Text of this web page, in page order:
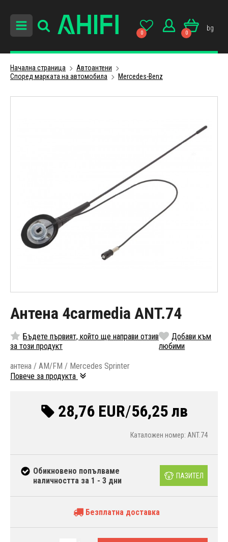
0 0
bg
Начална страница
Автоантени
Cпоред маркатa на автомобила
Mercedes-Benz
Антена 4carmedia ANT.74
Бъдете първият, който ще направи отзив
за този продукт
Добави към
любими
антена / AM/FM / Mercedes Sprinter
Повече за продукта
28,76 EUR/56,25 лв
Каталожен номер: ANT.74
Обикновено попълваме
наличността за 1 - 3 дни
ПАЗИТЕЛ
Безплатна доставка